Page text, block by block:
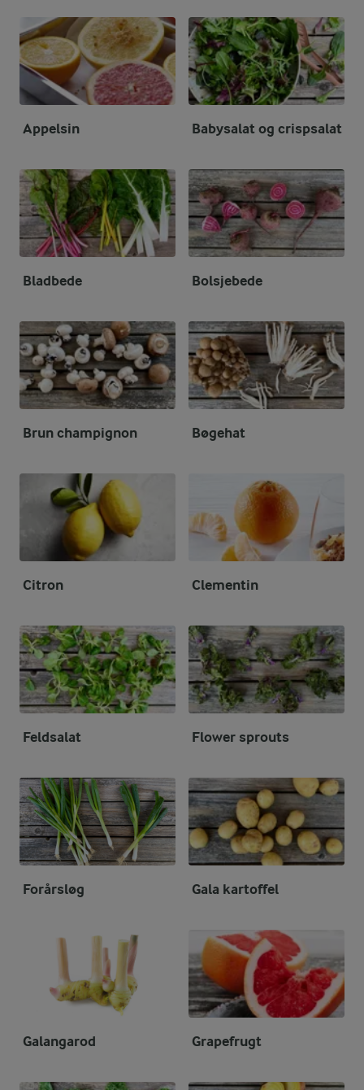
Appelsin Babysalat og crispsalat
Bladbede Bolsjebede
Brun champignon Bøgehat
Citron Clementin
Feldsalat Flower sprouts
Forårsløg Gala kartoffel
Galangarod Grapefrugt